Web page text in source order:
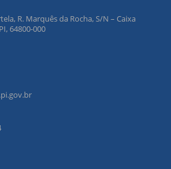
R. Marquês da Rocha, S/N – Caixa
64800-000